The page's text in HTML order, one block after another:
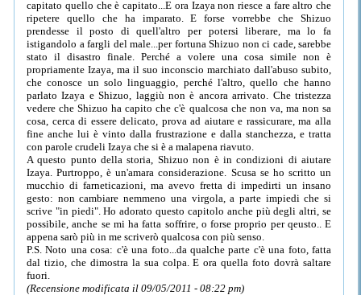
capitato quello che è capitato...E ora Izaya non riesce a fare altro che
ripetere quello che ha imparato. E forse vorrebbe che Shizuo
prendesse il posto di quell'altro per potersi liberare, ma lo fa
istigandolo a fargli del male...per fortuna Shizuo non ci cade, sarebbe
stato il disastro finale. Perché a volere una cosa simile non è
propriamente Izaya, ma il suo inconscio marchiato dall'abuso subito,
che conosce un solo linguaggio, perché l'altro, quello che hanno
parlato Izaya e Shizuo, laggiù non è ancora arrivato. Che tristezza
vedere che Shizuo ha capito che c'è qualcosa che non va, ma non sa
cosa, cerca di essere delicato, prova ad aiutare e rassicurare, ma alla
fine anche lui è vinto dalla frustrazione e dalla stanchezza, e tratta
con parole crudeli Izaya che si è a malapena riavuto.
A questo punto della storia, Shizuo non è in condizioni di aiutare
Izaya. Purtroppo, è un'amara considerazione. Scusa se ho scritto un
mucchio di farneticazioni, ma avevo fretta di impedirti un insano
gesto: non cambiare nemmeno una virgola, a parte impiedi che si
scrive "in piedi". Ho adorato questo capitolo anche più degli altri, se
possibile, anche se mi ha fatta soffrire, o forse proprio per qeusto.. E
appena sarò più in me scriverò qualcosa con più senso.
P.S. Noto una cosa: c'è una foto...da qualche parte c'è una foto, fatta
dal tizio, che dimostra la sua colpa. E ora quella foto dovrà saltare
fuori.
(Recensione modificata il 09/05/2011 - 08:22 pm)